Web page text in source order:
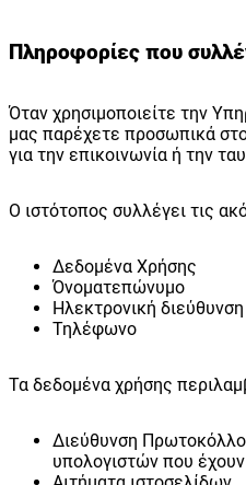
Πληροφορίες που
Όταν χρησιμοποιείτε την
μας παρέχετε προσωπικά
για την επικοινωνία ή την
Ο ιστότοπος συλλέγει τις
Δεδομένα Χρήσης
Όνοματεπώνυμο
Ηλεκτρονική διεύθυνση
Τηλέφωνο
Τα δεδομένα χρήσης
Διεύθυνση
υπολογιστών που